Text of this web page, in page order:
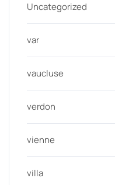
Uncategorized
var
vaucluse
verdon
vienne
villa